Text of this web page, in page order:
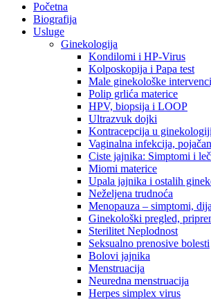
Početna
Biografija
Usluge
Ginekologija
Kondilomi i HP-Virus
Kolposkopija i Papa test
Male ginekološke
Polip grlića materice
HPV, biopsija i LOOP
Ultrazvuk dojki
Kontracepcija u ginekologiji
Vaginalna infekcija,
Ciste jajnika: Simptomi i
Miomi materice
Upala jajnika i ostalih
Neželjena trudnoća
Menopauza – simptomi,
Ginekološki pregled,
Sterilitet Neplodnost
Seksualno prenosive bolesti
Bolovi jajnika
Menstruacija
Neuredna menstruacija
Herpes simplex virus